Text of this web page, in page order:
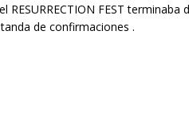
RESURRECTION FEST terminaba
de confirmaciones .